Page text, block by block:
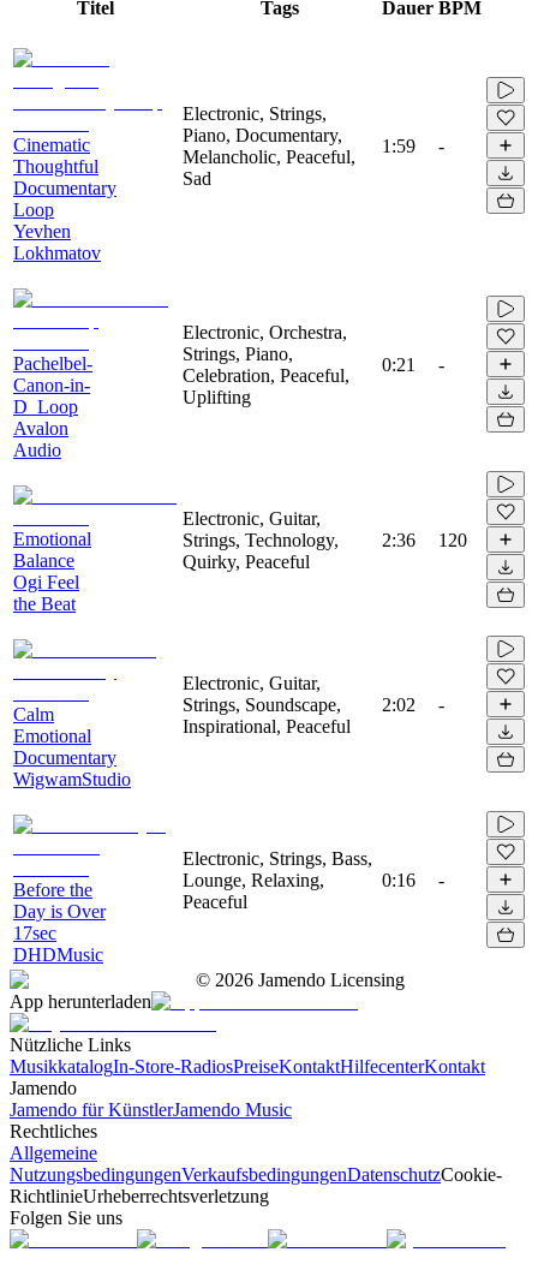
Titel Tags Dauer BPM
Cinematic
Thoughtful
Documentary
Loop
Yevhen
Lokhmatov
Electronic, Strings,
Piano, Documentary,
Melancholic, Peaceful,
Sad
1:59 -
Pachelbel-
Canon-in-
D_Loop
Avalon
Audio
Electronic, Orchestra,
Strings, Piano,
Celebration, Peaceful,
Uplifting
0:21 -
Emotional
Balance
Ogi Feel
the Beat
Electronic, Guitar,
Strings, Technology,
Quirky, Peaceful
2:36 120
Calm
Emotional
Documentary
WigwamStudio
Electronic, Guitar,
Strings, Soundscape,
Inspirational, Peaceful
2:02 -
Before the
Day is Over
17sec
DHDMusic
Electronic, Strings, Bass,
Lounge, Relaxing,
Peaceful
0:16 -
© 2026 Jamendo Licensing
App herunterladen
Nützliche Links
MusikkatalogIn-Store-RadiosPreiseKontaktHilfecenterKontakt
Jamendo
Jamendo für KünstlerJamendo Music
Rechtliches
Allgemeine
NutzungsbedingungenVerkaufsbedingungenDatenschutzCookie-
RichtlinieUrheberrechtsverletzung
Folgen Sie uns